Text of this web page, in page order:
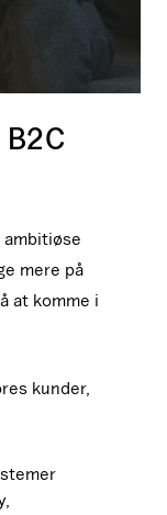
mere på
at komme i
kunder,